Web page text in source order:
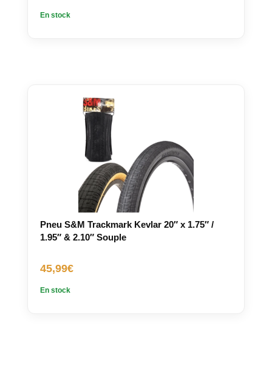
En stock
Pneu S&M Trackmark Kevlar 20″ x 1.75″ /
1.95″ & 2.10″ Souple
45,99€
En stock